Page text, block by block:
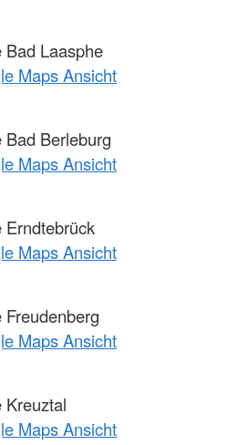
Bad Laasphe
Maps Ansicht
Berleburg
Maps Ansicht
Erndtebrück
Maps Ansicht
Maps Ansicht
Kreuztal
Maps Ansicht